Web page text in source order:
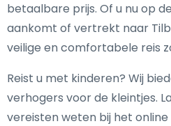
betaalbare prijs. Of u nu op
aankomt of vertrekt naar
veilige en comfortabele reis
Reist u met kinderen? Wij
verhogers voor de kleintjes.
vereisten weten bij het online